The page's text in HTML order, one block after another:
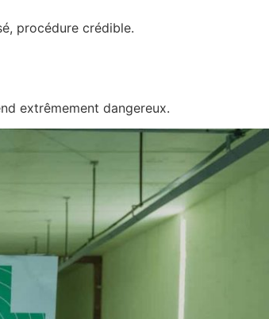
procédure crédible.
extrêmement dangereux.